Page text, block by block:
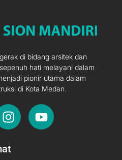
di bidang arsitek dan
hati melayani dalam
pionir utama dalam
di Kota Medan.
I
n
t
Y
o